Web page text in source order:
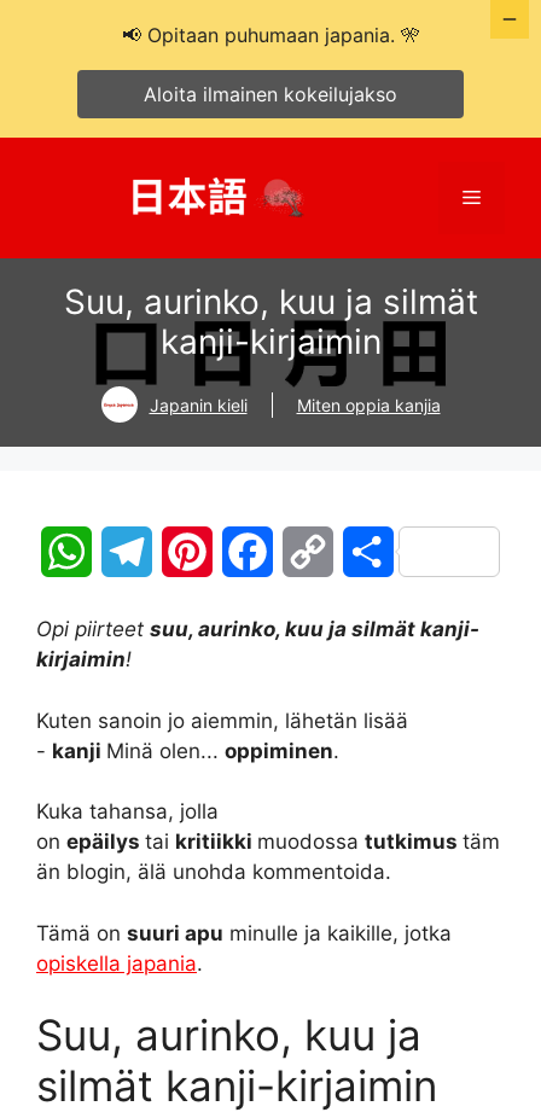
Valikko
Suu, aurinko, kuu ja silmät
kanji-kirjaimin
Japanin kieli Miten oppia kanjia
W
a
s
A
p
g
r
a
e
r
e
b
o
L
n
S
Opi piirteet suu, aurinko, kuu ja silmät kanji-
kirjaimin!
Kuten sanoin jo aiemmin, lähetän lisää
- kanji Minä olen... oppiminen.
Kuka tahansa, jolla
on epäilys tai kritiikki muodossa tutkimus täm
än blogin, älä unohda kommentoida.
Tämä on suuri apu minulle ja kaikille, jotka
opiskella japania.
Suu, aurinko, kuu ja
silmät kanji-kirjaimin
📢 Opitaan puhumaan japania. 🎌
Aloita ilmainen kokeilujakso